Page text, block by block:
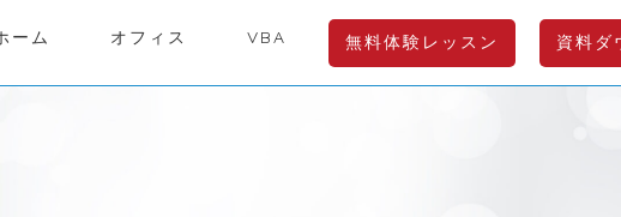
ーム オフィス VBA 無料体験レッスン 資料ダ